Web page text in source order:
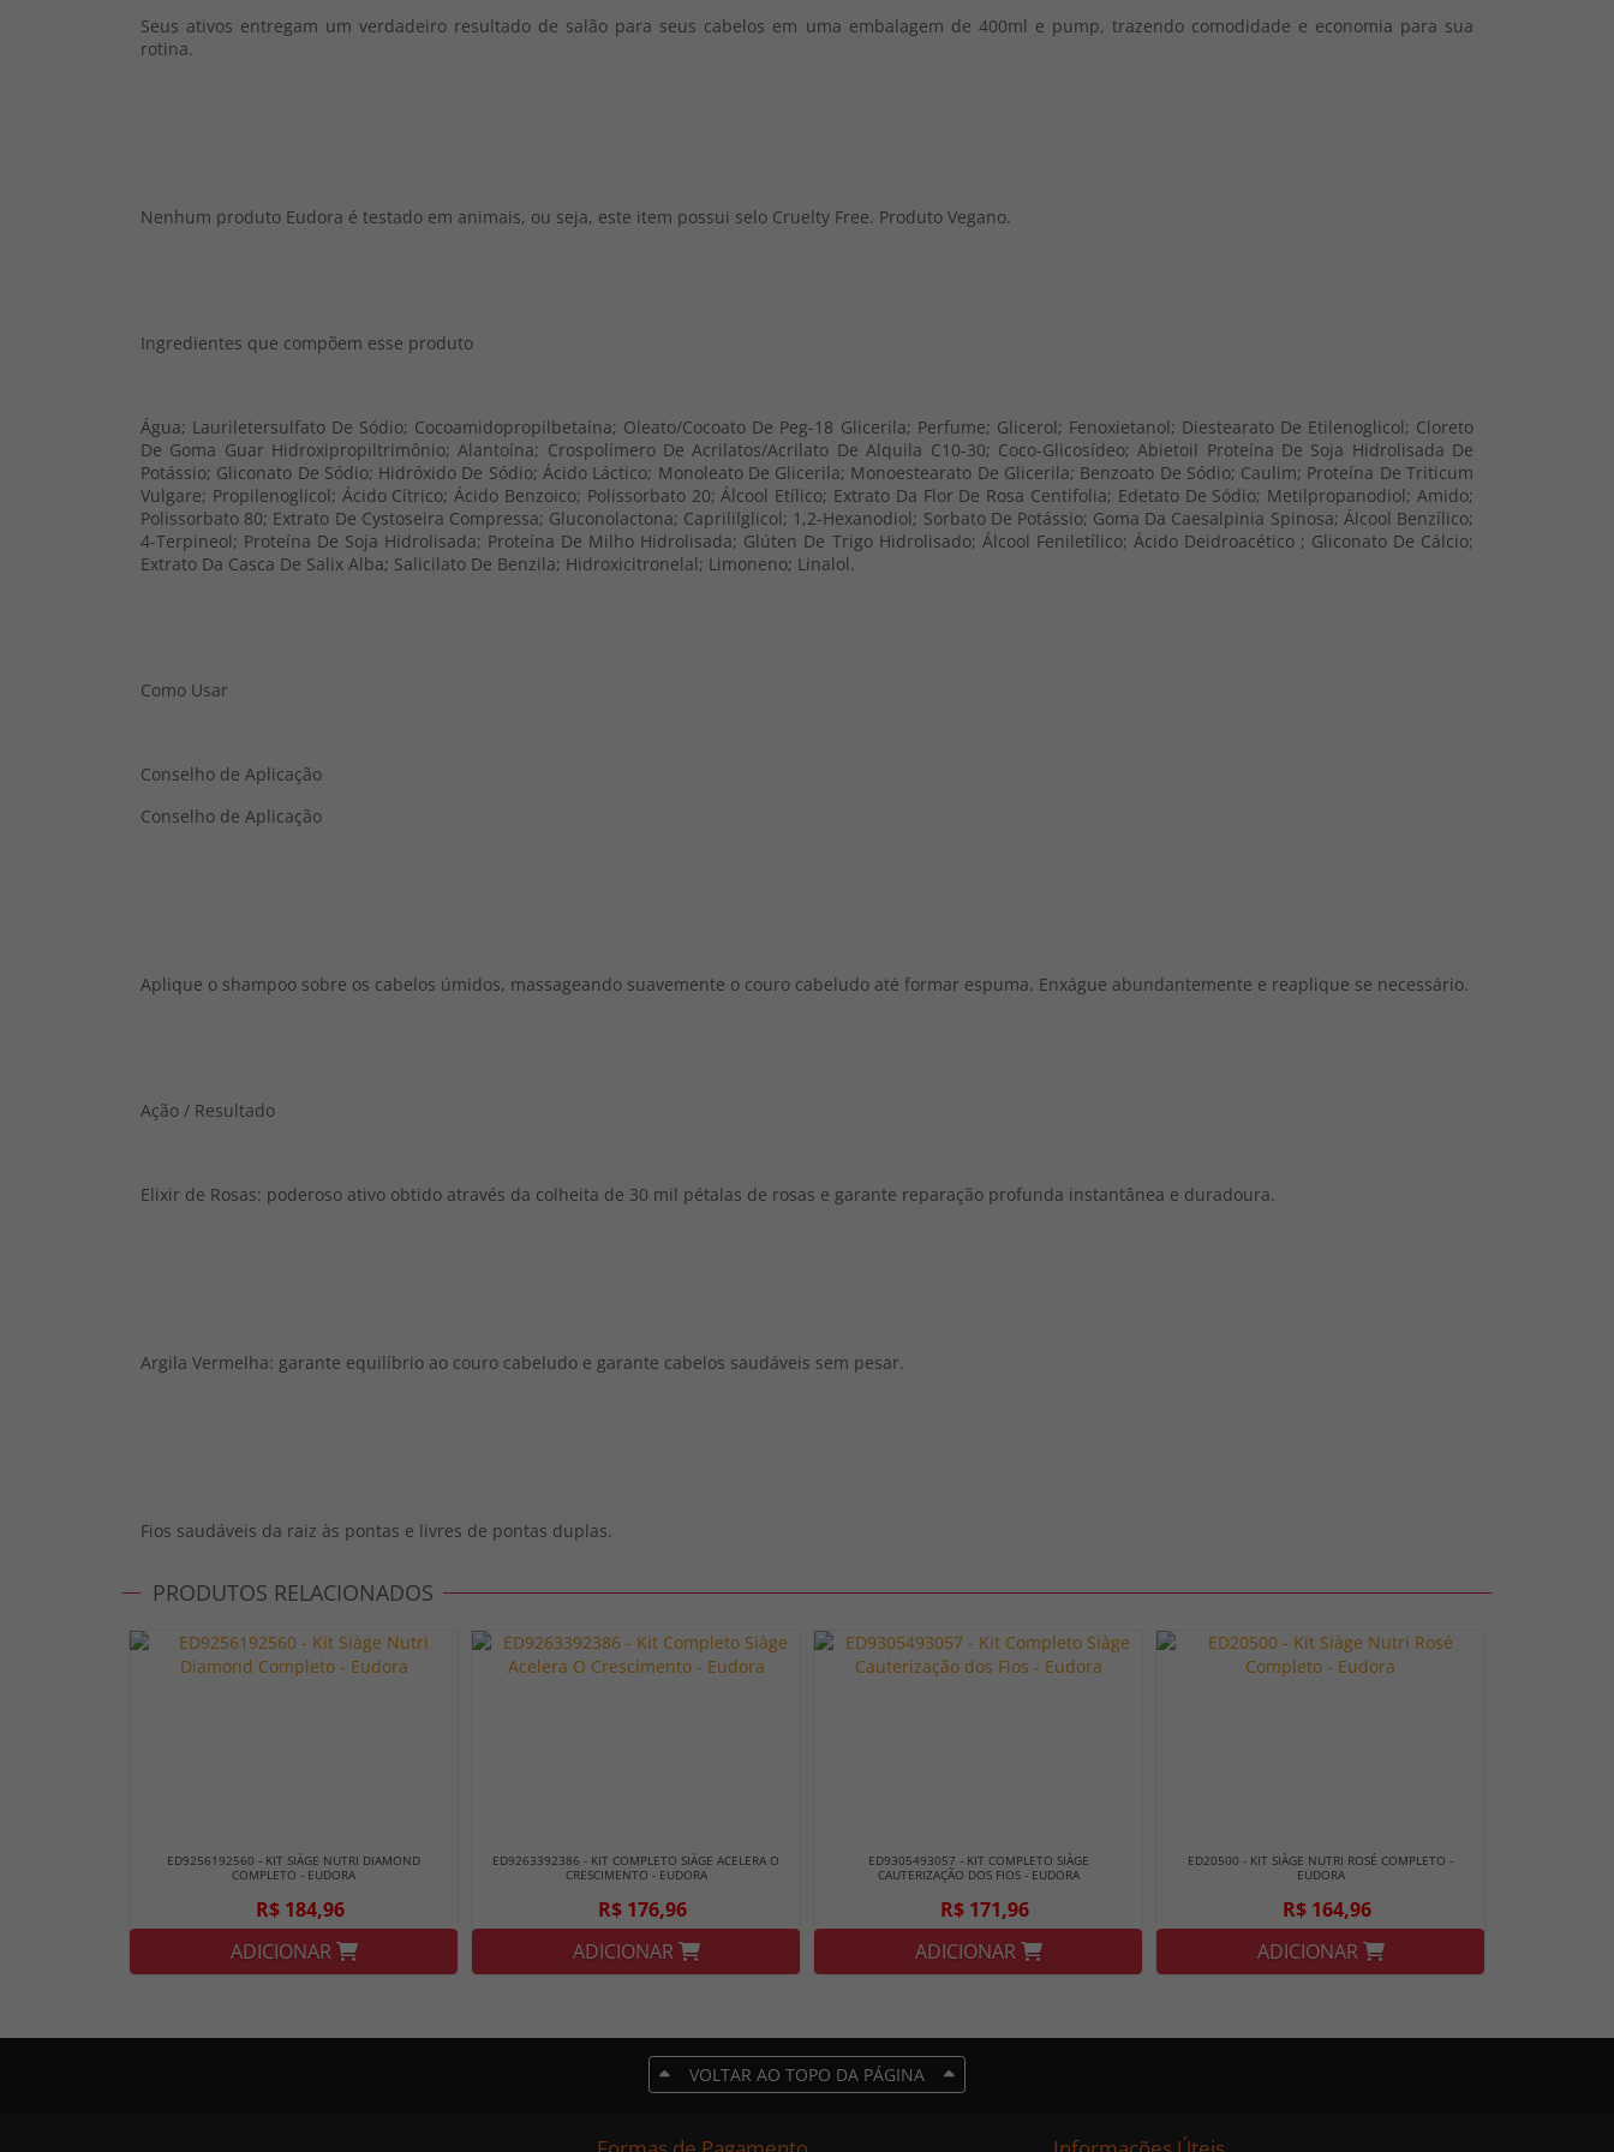
Seus ativos entregam um verdadeiro resultado de salão para seus cabelos em uma embalagem de 400ml e pump, trazendo comodidade e economia para sua
rotina.
Nenhum produto Eudora é testado em animais, ou seja, este item possui selo Cruelty Free. Produto Vegano.
Ingredientes que compõem esse produto
Água; Lauriletersulfato De Sódio; Cocoamidopropilbetaína; Oleato/Cocoato De Peg-18 Glicerila; Perfume; Glicerol; Fenoxietanol; Diestearato De Etilenoglicol; Cloreto
De Goma Guar Hidroxipropiltrimônio; Alantoína; Crospolímero De Acrilatos/Acrilato De Alquila C10-30; Coco-Glicosídeo; Abietoil Proteína De Soja Hidrolisada De
Potássio; Gliconato De Sódio; Hidróxido De Sódio; Ácido Láctico; Monoleato De Glicerila; Monoestearato De Glicerila; Benzoato De Sódio; Caulim; Proteína De Triticum
Vulgare; Propilenoglicol; Ácido Cítrico; Ácido Benzoico; Polissorbato 20; Álcool Etílico; Extrato Da Flor De Rosa Centifolia; Edetato De Sódio; Metilpropanodiol; Amido;
Polissorbato 80; Extrato De Cystoseira Compressa; Gluconolactona; Caprililglicol; 1,2-Hexanodiol; Sorbato De Potássio; Goma Da Caesalpinia Spinosa; Álcool Benzílico;
4-Terpineol; Proteína De Soja Hidrolisada; Proteína De Milho Hidrolisada; Glúten De Trigo Hidrolisado; Álcool Feniletílico; Ácido Deidroacético ; Gliconato De Cálcio;
Extrato Da Casca De Salix Alba; Salicilato De Benzila; Hidroxicitronelal; Limoneno; Linalol.
Como Usar
Conselho de Aplicação
Conselho de Aplicação
Aplique o shampoo sobre os cabelos úmidos, massageando suavemente o couro cabeludo até formar espuma. Enxágue abundantemente e reaplique se necessário.
Ação / Resultado
Elixir de Rosas: poderoso ativo obtido através da colheita de 30 mil pétalas de rosas e garante reparação profunda instantânea e duradoura.
Argila Vermelha: garante equilíbrio ao couro cabeludo e garante cabelos saudáveis sem pesar.
Fios saudáveis da raiz às pontas e livres de pontas duplas.
PRODUTOS RELACIONADOS
ED9256192560 - KIT SIÀGE NUTRI DIAMOND
COMPLETO - EUDORA
R$ 184,96
ADICIONAR
ED9263392386 - KIT COMPLETO SIÀGE ACELERA O
CRESCIMENTO - EUDORA
R$ 176,96
ADICIONAR
ED9305493057 - KIT COMPLETO SIÀGE
CAUTERIZAÇÃO DOS FIOS - EUDORA
R$ 171,96
ADICIONAR
ED20500 - KIT SIÀGE NUTRI ROSÉ COMPLETO -
EUDORA
R$ 164,96
ADICIONAR
VOLTAR AO TOPO DA PÁGINA